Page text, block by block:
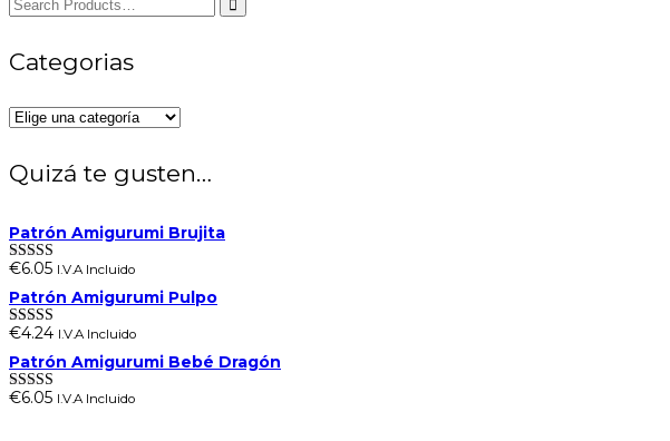
Categorias
Quizá te gusten…
Patrón Amigurumi Brujita
Valorado en
5.00 de 5
€6.05 I.V.A Incluido
Patrón Amigurumi Pulpo
Valorado en
5.00 de 5
€4.24 I.V.A Incluido
Patrón Amigurumi Bebé Dragón
Valorado en
€6.05 I.V.A Incluido